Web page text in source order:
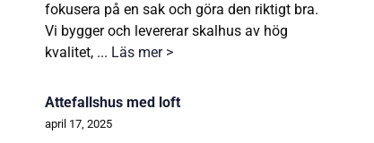
fokusera på en sak och göra den riktigt bra.
Vi bygger och levererar skalhus av hög
kvalitet, ... Läs mer >
Attefallshus med loft
april 17, 2025